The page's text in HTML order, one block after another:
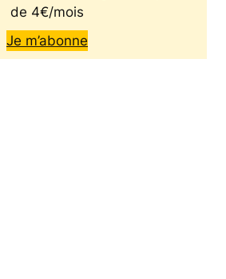
de 4€/mois
Je m’abonne